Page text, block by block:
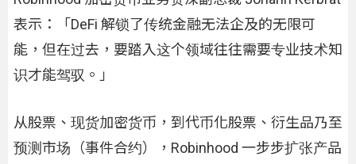
表示：「DeFi 解锁了传统金融无法企及的无限可
能，但在过去，要踏入这个领域往往需要专业技术知
识才能驾驭。」
从股票、现货加密货币，到代币化股票、衍生品乃至
预测市场（事件合约），Robinhood 一步步扩张产品